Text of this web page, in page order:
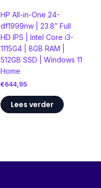
HP All-in-One 24-
df1999nw | 23.8″ Full
HD IPS | Intel Core i3-
1115G4 | 8GB RAM |
512GB SSD | Windows 11
Home
€644,95
Lees verder